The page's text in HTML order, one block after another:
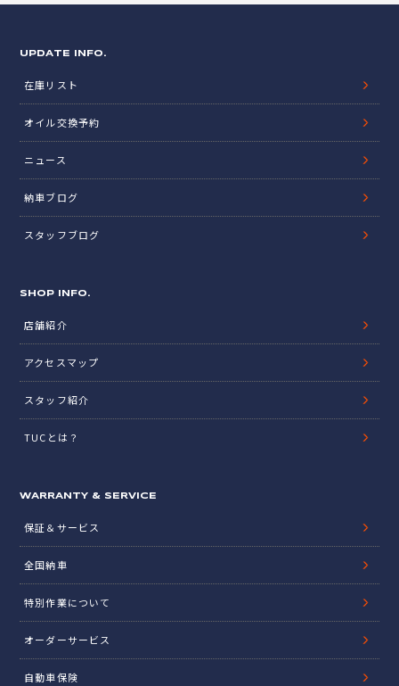
UPDATE INFO.
在庫リスト
オイル交換予約
ニュース
納車ブログ
スタッフブログ
SHOP INFO.
店舗紹介
アクセスマップ
スタッフ紹介
TUCとは？
WARRANTY & SERVICE
保証＆サービス
全国納車
特別作業について
オーダーサービス
自動車保険